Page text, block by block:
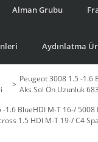
Alman Grubu
Aydınlatma
Peugeot 3008 1.5 -1.6
Aks Sol Ön Uzunluk